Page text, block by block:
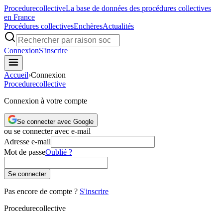
ProcedurecollectiveLa base de données des procédures collectives
en France
Procédures collectivesEnchèresActualités
ConnexionS'inscrire
Accueil›Connexion
Procedurecollective
Connexion à votre compte
Se connecter avec Google
ou se connecter avec e-mail
Adresse e-mail
Mot de passeOublié ?
Se connecter
Pas encore de compte ? S'inscrire
Procedurecollective